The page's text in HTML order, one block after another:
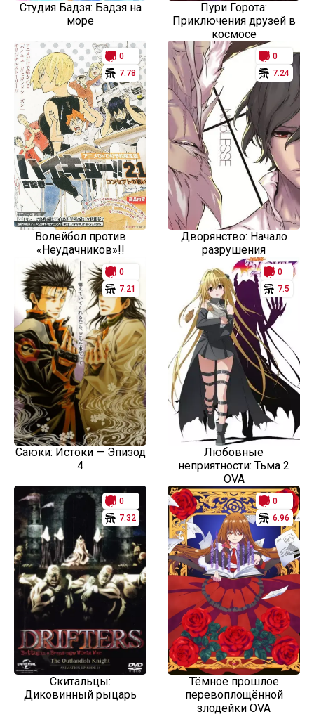
Студия Бадзя: Бадзя на
море
Пури Горота:
Приключения друзей в
космосе
0
7.78
Волейбол против
«Неудачников»!!
0
7.24
Дворянство: Начало
разрушения
0
7.21
Саюки: Истоки — Эпизод
4
0
7.5
Любовные
неприятности: Тьма 2
OVA
0
7.32
Скитальцы:
Диковинный рыцарь
0
6.96
Тёмное прошлое
перевоплощённой
злодейки OVA